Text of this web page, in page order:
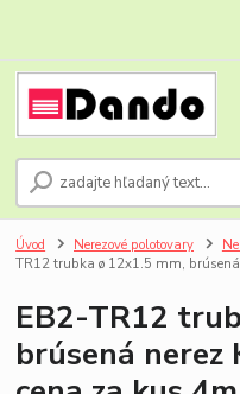
Úvod Nerezové polotovary
TR12 trubka ø 12x1.5 mm,
EB2-TR12
brúsená nerez